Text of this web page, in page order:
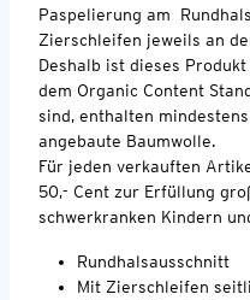
Paspelierung am
Zierschleifen jeweils an
Deshalb ist dieses
dem Organic Content
sind, enthalten
angebaute Baumwolle.
Für jeden verkauften
50,- Cent zur Erfüllung
schwerkranken Kindern
Rundhalsausschnitt
Mit Zierschleifen